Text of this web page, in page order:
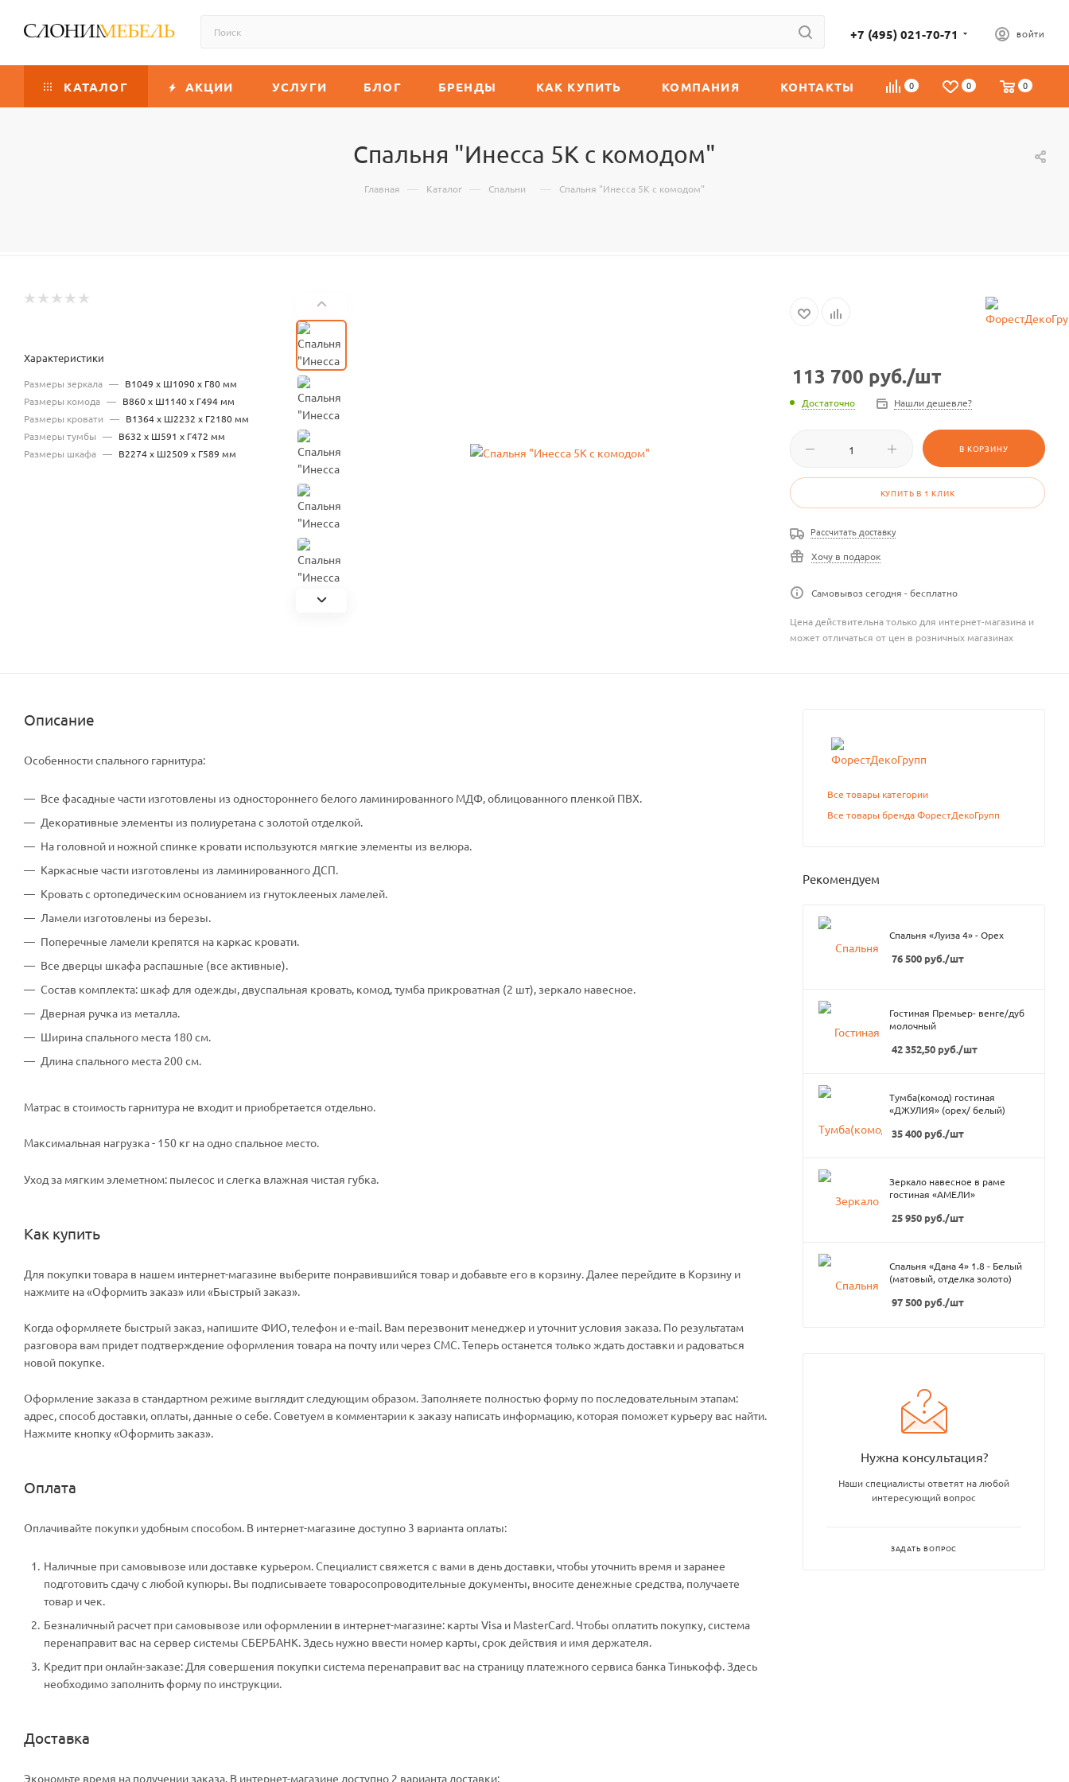
+7 (495) 021-70-71 ВОЙТИ
0 0 0
КАТАЛОГ АКЦИИ УСЛУГИ БЛОГ БРЕНДЫ КАК КУПИТЬ КОМПАНИЯ КОНТАКТЫ
Спальня "Инесса 5К с комодом"
Главная — Каталог — Спальни — Спальня "Инесса 5К с комодом"
Характеристики
Размеры зеркала — В1049 х Ш1090 х Г80 мм
Размеры комода — В860 х Ш1140 х Г494 мм
Размеры кровати — В1364 х Ш2232 х Г2180 мм
Размеры тумбы — В632 х Ш591 х Г472 мм
Размеры шкафа — В2274 х Ш2509 х Г589 мм
113 700 руб./шт
Достаточно Нашли дешевле?
В КОРЗИНУ
КУПИТЬ В 1 КЛИК
Рассчитать доставку
Хочу в подарок
Самовывоз сегодня - бесплатно
Цена действительна только для интернет-магазина и
может отличаться от цен в розничных магазинах
Описание
Особенности спального гарнитура:
Все фасадные части изготовлены из одностороннего белого ламинированного МДФ, облицованного пленкой ПВХ.
Декоративные элементы из полиуретана с золотой отделкой.
На головной и ножной спинке кровати используются мягкие элементы из велюра.
Каркасные части изготовлены из ламинированного ДСП.
Кровать с ортопедическим основанием из гнутоклееных ламелей.
Ламели изготовлены из березы.
Поперечные ламели крепятся на каркас кровати.
Все дверцы шкафа распашные (все активные).
Состав комплекта: шкаф для одежды, двуспальная кровать, комод, тумба прикроватная (2 шт), зеркало навесное.
Дверная ручка из металла.
Ширина спального места 180 см.
Длина спального места 200 см.
Матрас в стоимость гарнитура не входит и приобретается отдельно.
Максимальная нагрузка - 150 кг на одно спальное место.
Уход за мягким элеметном: пылесос и слегка влажная чистая губка.
Как купить
Для покупки товара в нашем интернет-магазине выберите понравившийся товар и добавьте его в корзину. Далее перейдите в Корзину и
нажмите на «Оформить заказ» или «Быстрый заказ».
Когда оформляете быстрый заказ, напишите ФИО, телефон и e-mail. Вам перезвонит менеджер и уточнит условия заказа. По результатам
разговора вам придет подтверждение оформления товара на почту или через СМС. Теперь останется только ждать доставки и радоваться
новой покупке.
Оформление заказа в стандартном режиме выглядит следующим образом. Заполняете полностью форму по последовательным этапам:
адрес, способ доставки, оплаты, данные о себе. Советуем в комментарии к заказу написать информацию, которая поможет курьеру вас найти.
Нажмите кнопку «Оформить заказ».
Оплата
Оплачивайте покупки удобным способом. В интернет-магазине доступно 3 варианта оплаты:
Наличные при самовывозе или доставке курьером. Специалист свяжется с вами в день доставки, чтобы уточнить время и заранее
подготовить сдачу с любой купюры. Вы подписываете товаросопроводительные документы, вносите денежные средства, получаете
товар и чек.
Безналичный расчет при самовывозе или оформлении в интернет-магазине: карты Visa и MasterCard. Чтобы оплатить покупку, система
перенаправит вас на сервер системы СБЕРБАНК. Здесь нужно ввести номер карты, срок действия и имя держателя.
Кредит при онлайн-заказе: Для совершения покупки система перенаправит вас на страницу платежного сервиса банка Тинькофф. Здесь
необходимо заполнить форму по инструкции.
Доставка
Экономьте время на получении заказа. В интернет-магазине доступно 2 варианта доставки:
Все товары категории
Все товары бренда ФорестДекоГрупп
Рекомендуем
Спальня «Луиза 4» - Орех
76 500 руб./шт
Гостиная Премьер- венге/дуб
молочный
42 352,50 руб./шт
Тумба(комод) гостиная
«ДЖУЛИЯ» (орех/ белый)
35 400 руб./шт
Зеркало навесное в раме
гостиная «АМЕЛИ»
25 950 руб./шт
Спальня «Дана 4» 1.8 - Белый
(матовый, отделка золото)
97 500 руб./шт
Нужна консультация?
Наши специалисты ответят на любой
интересующий вопрос
ЗАДАТЬ ВОПРОС